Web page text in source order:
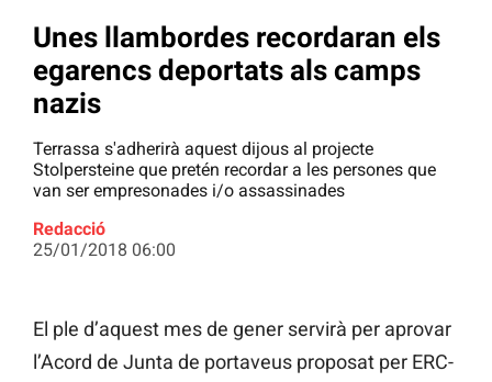
Unes llambordes recordaran els
egarencs deportats als camps
nazis
Terrassa s'adherirà aquest dijous al projecte
Stolpersteine que pretén recordar a les persones que
van ser empresonades i/o assassinades
Redacció
25/01/2018 06:00
El ple d’aquest mes de gener servirà per aprovar
l’Acord de Junta de portaveus proposat per ERC-